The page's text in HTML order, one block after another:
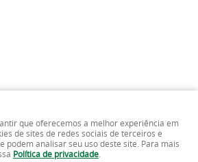
POR
que oferecemos a melhor experiência em
de sites de redes sociais de terceiros e
podem analisar seu uso deste site. Para mais
Política de privacidade